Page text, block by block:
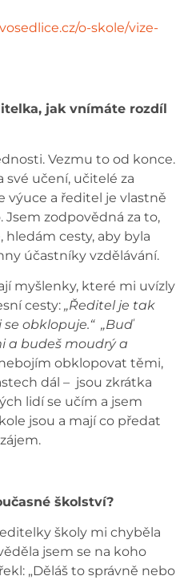
o-skole/vize-
jak vnímáte rozdíl
Vezmu to od konce.
své učení, učitelé za
výuce a ředitel je vlastně
Jsem zodpovědná za to,
hledám cesty, aby byla
účastníky vzdělávání.
myšlenky, které mi uvízly
cesty: „Ředitel je tak
obklopuje.“ „Buď
a budeš moudrý a
obklopovat těmi,
dál – jsou zkrátka
lidí se učím a jsem
jsou a mají co předat
školství?
školy mi chyběla
jsem se na koho
„Děláš to správně nebo